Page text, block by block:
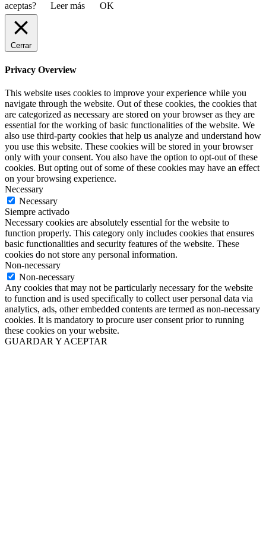
aceptas?
Leer más OK
Cerrar
Privacy Overview
This website uses cookies to improve your experience while you
navigate through the website. Out of these cookies, the cookies that
are categorized as necessary are stored on your browser as they are
essential for the working of basic functionalities of the website. We
also use third-party cookies that help us analyze and understand how
you use this website. These cookies will be stored in your browser
only with your consent. You also have the option to opt-out of these
cookies. But opting out of some of these cookies may have an effect
on your browsing experience.
Necessary
Necessary
Siempre activado
Necessary cookies are absolutely essential for the website to
function properly. This category only includes cookies that ensures
basic functionalities and security features of the website. These
cookies do not store any personal information.
Non-necessary
Non-necessary
Any cookies that may not be particularly necessary for the website
to function and is used specifically to collect user personal data via
analytics, ads, other embedded contents are termed as non-necessary
cookies. It is mandatory to procure user consent prior to running
these cookies on your website.
GUARDAR Y ACEPTAR